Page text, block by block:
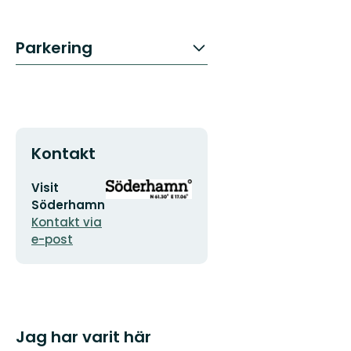
Parkering
Kontakt
E-
postadress
Visit
Söderhamn
Kontakt via
e-post
Organisationens
logotyp
Jag har varit här